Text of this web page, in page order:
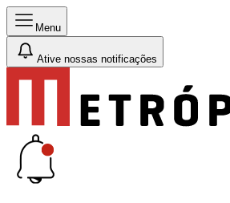
Menu
Ative nossas notificações